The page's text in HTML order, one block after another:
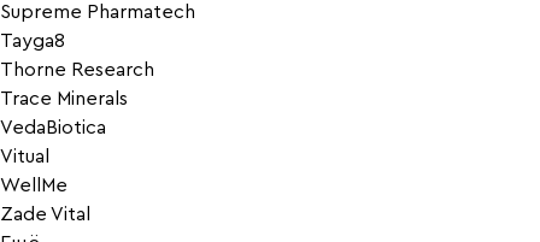
Supreme Pharmatech
Tayga8
Thorne Research
Trace Minerals
VedaBiotica
Vitual
WellMe
Zade Vital